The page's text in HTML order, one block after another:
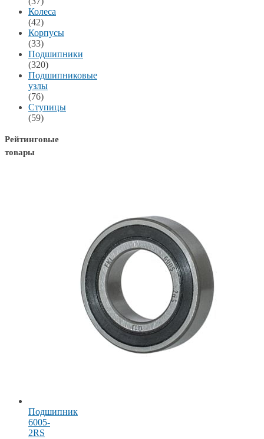
Колеса
(42)
Корпусы
(33)
Подшипники
(320)
Подшипниковые
узлы
(76)
Ступицы
(59)
Рейтинговые
товары
Подшипник
6005-
2RS